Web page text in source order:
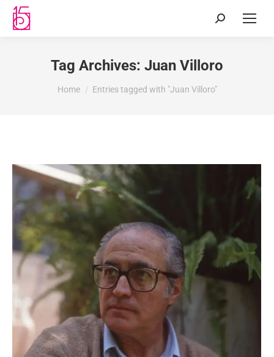
Tag Archives: Juan Villoro
You are here:
Home Entries tagged with "Juan Villoro"